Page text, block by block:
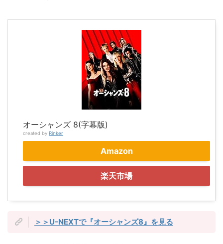
オーシャンズ 8(字幕版)
created by Rinker
Amazon
楽天市場
＞＞U-NEXTで『オーシャンズ8』を見る